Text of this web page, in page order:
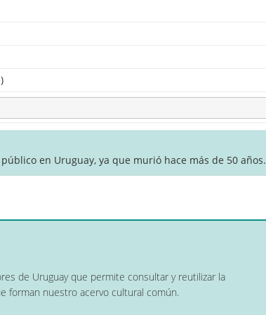
en Uruguay, ya que murió hace más de 50 años.
de Uruguay que permite consultar y reutilizar la
forman nuestro acervo cultural común.